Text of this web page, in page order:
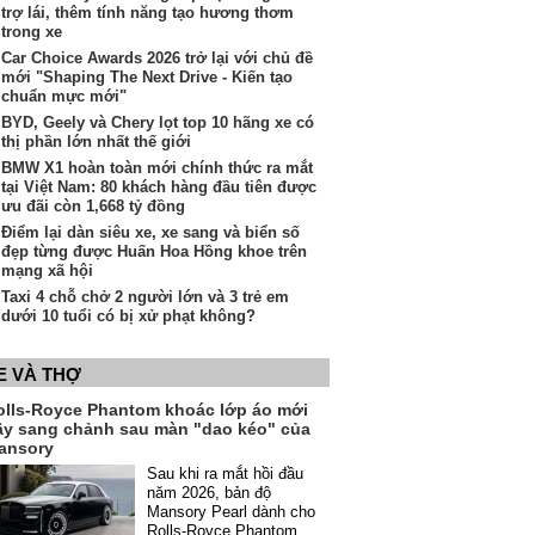
trợ lái, thêm tính năng tạo hương thơm
trong xe
Car Choice Awards 2026 trở lại với chủ đề
mới "Shaping The Next Drive - Kiến tạo
chuẩn mực mới"
BYD, Geely và Chery lọt top 10 hãng xe có
thị phần lớn nhất thế giới
BMW X1 hoàn toàn mới chính thức ra mắt
tại Việt Nam: 80 khách hàng đầu tiên được
ưu đãi còn 1,668 tỷ đồng
Điểm lại dàn siêu xe, xe sang và biển số
đẹp từng được Huấn Hoa Hồng khoe trên
mạng xã hội
Taxi 4 chỗ chở 2 người lớn và 3 trẻ em
dưới 10 tuổi có bị xử phạt không?
VÀ THỢ
Royce Phantom khoác lớp áo mới
sang chảnh sau màn "dao kéo" của
Sau khi ra mắt hồi đầu
năm 2026, bản độ
Mansory Pearl dành cho
Rolls-Royce Phantom